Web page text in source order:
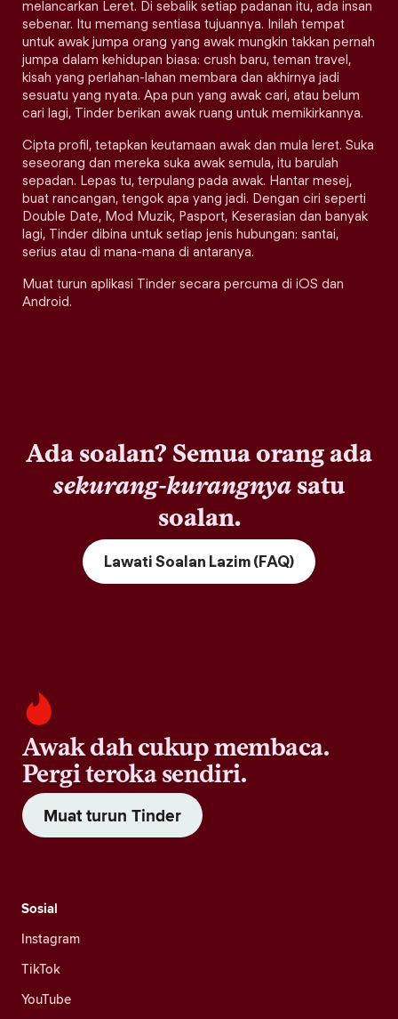
melancarkan Leret. Di sebalik setiap padanan itu, ada insan
sebenar. Itu memang sentiasa tujuannya. Inilah tempat
untuk awak jumpa orang yang awak mungkin takkan pernah
jumpa dalam kehidupan biasa: crush baru, teman travel,
kisah yang perlahan-lahan membara dan akhirnya jadi
sesuatu yang nyata. Apa pun yang awak cari, atau belum
cari lagi, Tinder berikan awak ruang untuk memikirkannya.
Cipta profil, tetapkan keutamaan awak dan mula leret. Suka
seseorang dan mereka suka awak semula, itu barulah
sepadan. Lepas tu, terpulang pada awak. Hantar mesej,
buat rancangan, tengok apa yang jadi. Dengan ciri seperti
Double Date, Mod Muzik, Pasport, Keserasian dan banyak
lagi, Tinder dibina untuk setiap jenis hubungan: santai,
serius atau di mana-mana di antaranya.
Muat turun aplikasi Tinder secara percuma di iOS dan
Android.
Ada soalan? Semua orang ada
sekurang-kurangnya satu
soalan.
Lawati Soalan Lazim (FAQ)
Awak dah cukup membaca.
Pergi teroka sendiri.
Muat turun Tinder
Sosial
Instagram
TikTok
YouTube